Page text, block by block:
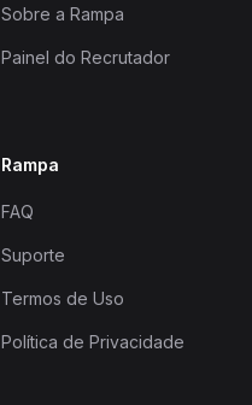
Sobre a Rampa
Painel do Recrutador
Rampa
FAQ
Suporte
Termos de Uso
Política de Privacidade